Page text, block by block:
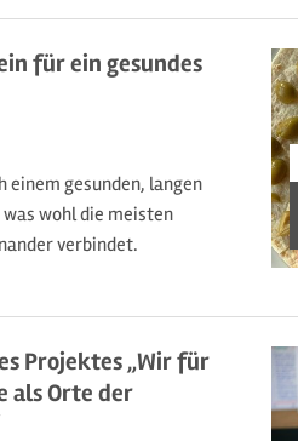
für ein gesundes
einem gesunden, langen
wohl die meisten
verbindet.
Projektes „Wir für
als Orte der